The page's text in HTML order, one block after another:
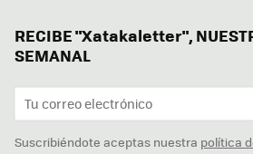
RECIBE "Xatakaletter",
SEMANAL
Suscribiéndote aceptas nuestra política